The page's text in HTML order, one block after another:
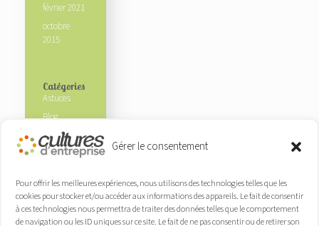
Gérer le consentement
Pour offrir les meilleures expériences, nous utilisons des technologies telles que les
cookies pour stocker et/ou accéder aux informations des appareils. Le fait de consentir
à ces technologies nous permettra de traiter des données telles que le comportement
de navigation ou les ID uniques sur ce site. Le fait de ne pas consentir ou de retirer son
février 2021
octobre
2015
Catégories
Astuces
Blog
Ecosysteme
Experts
Nos clients
Nos
partenaires